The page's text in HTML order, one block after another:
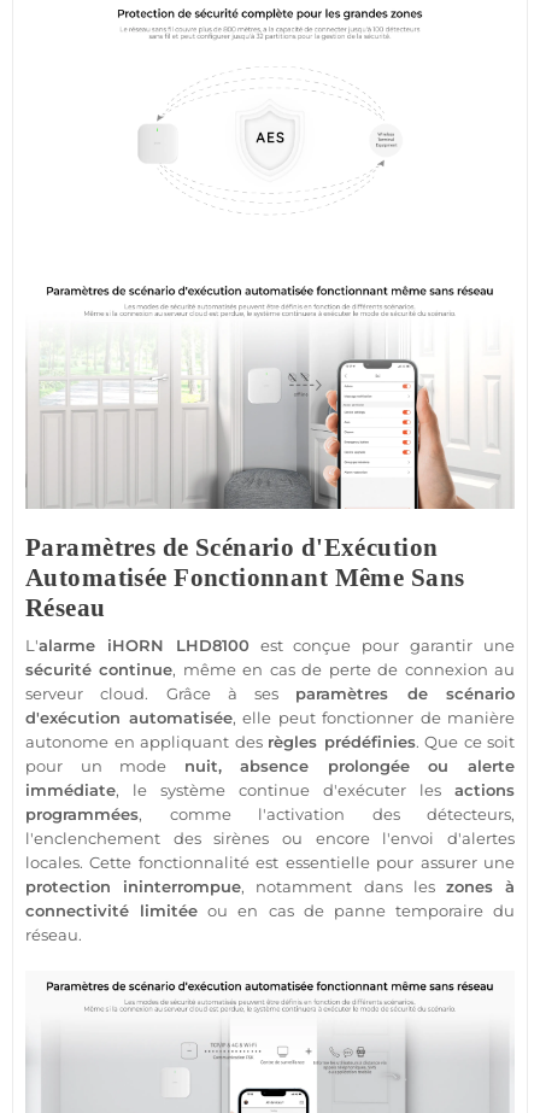
Paramètres de Scénario d'Exécution
Automatisée Fonctionnant Même Sans
Réseau
L'alarme iHORN LHD8100est conçue pour garantir une
sécurité continue, même en cas de perte de connexion au
serveur cloud. Grâce à ses paramètres de scénario
d'exécution automatisée, elle peut fonctionner de manière
autonome en appliquant des règles prédéfinies. Que ce soit
pour un mode nuit, absence prolongée ou alerte
immédiate, le système continue d'exécuter les actions
programmées, comme l'activation des détecteurs,
l'enclenchement des sirènes ou encore l'envoi d'alertes
locales. Cette fonctionnalité est essentielle pour assurer une
protection ininterrompue, notamment dans les zones à
connectivité limitée ou en cas de pannetemporaire du
réseau.